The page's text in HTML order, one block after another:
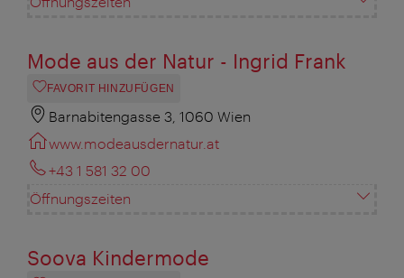
Mode aus der Natur - Ingrid Frank
FAVORIT HINZUFÜGEN
Barnabitengasse 3, 1060 Wien
www.modeausdernatur.at
+43 1 581 32 00
Öffnungszeiten
Soova Kindermode